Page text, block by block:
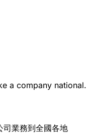
a company national.
司業務到全國各地